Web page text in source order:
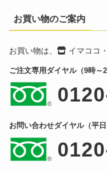
お買い物のご案内
お買い物は、 イマココ
ご注文専用ダイヤル（9時～
お問い合わせダイヤル（平日